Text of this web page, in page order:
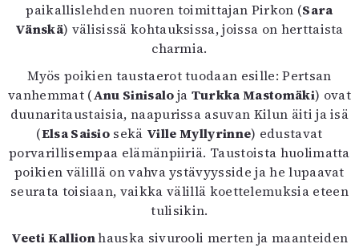
paikallislehden nuoren toimittajan Pirkon (Sara
Vänskä) välisissä kohtauksissa, joissa on herttaista
charmia.
Myös poikien taustaerot tuodaan esille: Pertsan
vanhemmat (Anu Sinisaloja Turkka Mastomäki) ovat
duunaritaustaisia, naapurissa asuvan Kilun äiti ja isä
(Elsa Saisio sekä Ville Myllyrinne) edustavat
porvarillisempaa elämänpiiriä. Taustoista huolimatta
poikien välillä on vahva ystävyysside ja he lupaavat
seurata toisiaan, vaikka välillä koettelemuksia eteen
tulisikin.
Veeti Kallionhauska sivurooli merten ja maanteiden